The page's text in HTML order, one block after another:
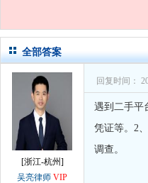
全部答案
[浙江-杭州]
吴亮律师 VIP
回复时间：
遇到二手平
凭证等。2
调查。